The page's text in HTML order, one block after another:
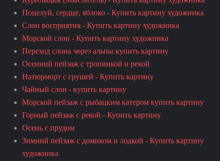
Поцелуй, сердце, яблоко - Купить картину художника
Слон восприятия - Купить картину художника
Морской слон - Купить картину художника
Переход слона через альпы купить картину
Осенний пейзаж с тропинкой и рекой
Натюрморт с грушей - Купить картину
Чайный слон - купить картину
Морской пейзаж с рыбацким катером купить картину
Горный пейзаж с рекой - Купить картину
Осень с прудом
Зимний пейзаж с домиком и лодкой - Купить картину
художника